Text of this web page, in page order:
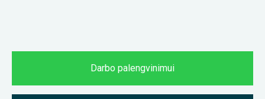
Darbo palengvinimui